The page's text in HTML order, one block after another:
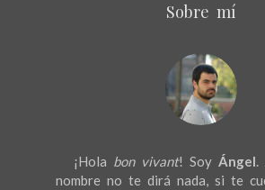
Sobre mí
¡Hola bon vivant! Soy Ángel.
nombre no te dirá nada, si te